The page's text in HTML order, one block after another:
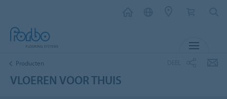
Producten
VLOEREN VOOR THUIS